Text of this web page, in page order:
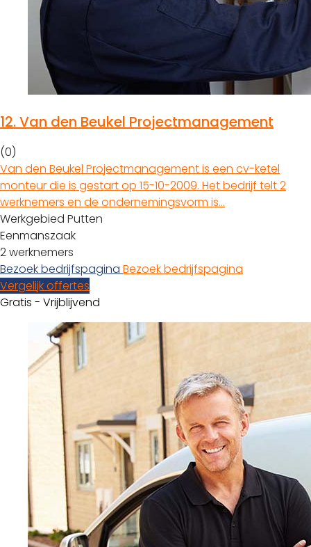
12.Van den Beukel Projectmanagement
(0)
Van den Beukel Projectmanagement is een cv-ketel
monteur die is gestart op 15-10-2009. Het bedrijf telt 2
werknemers en de ondernemingsvorm is…
Werkgebied Putten
Eenmanszaak
2 werknemers
Bezoek bedrijfspagina Bezoek bedrijfspagina
Vergelijk offertes
Gratis - Vrijblijvend